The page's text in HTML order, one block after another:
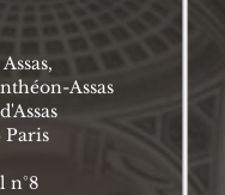
Assas
Paris
n°8